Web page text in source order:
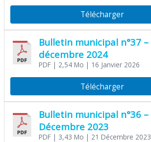
Télécharger
Bulletin municipal n°37 –
décembre 2024
PDF| 2,54 Mo | 16 Janvier 2026
Télécharger
Bulletin municipal n°36 –
Décembre 2023
PDF| 3,43 Mo | 21 Décembre 2023